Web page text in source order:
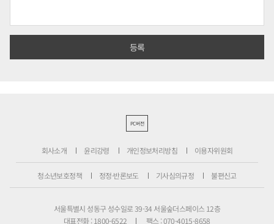
PC버전
회사소개 윤리강령 개인정보처리방침 이용자위원회
청소년보호정책 정정·반론보도 기사심의규정 불편신고
서울특별시 성동구 성수일로 39-34 서울숲더스페이스 12층
대표전화 : 1800-6522
팩스 : 070-4015-8658